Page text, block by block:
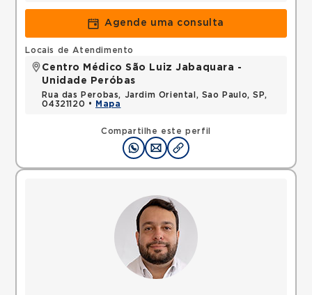
Agende uma consulta
Compartilhe este perfil
Locais de Atendimento
Centro Médico São Luiz Jabaquara -
Unidade Peróbas
Rua das Perobas, Jardim Oriental, Sao Paulo, SP,
04321120 •
Mapa